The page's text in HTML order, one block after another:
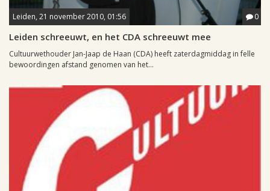
Leiden, 21 november 2010, 01:56 0
Leiden schreeuwt, en het CDA schreeuwt mee
Cultuurwethouder Jan-Jaap de Haan (CDA) heeft zaterdagmiddag in felle
bewoordingen afstand genomen van het...